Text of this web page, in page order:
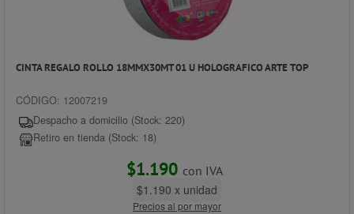
CINTA REGALO ROLLO 18MMX30MT 01 U HOLOGRAFICO ARTE TOP
CÓDIGO: 12007219
Despacho a domicilio (Stock: 220)
Retiro en tienda (Stock: 18)
$1.190 con IVA
$1.190 x unidad
Precios al por mayor